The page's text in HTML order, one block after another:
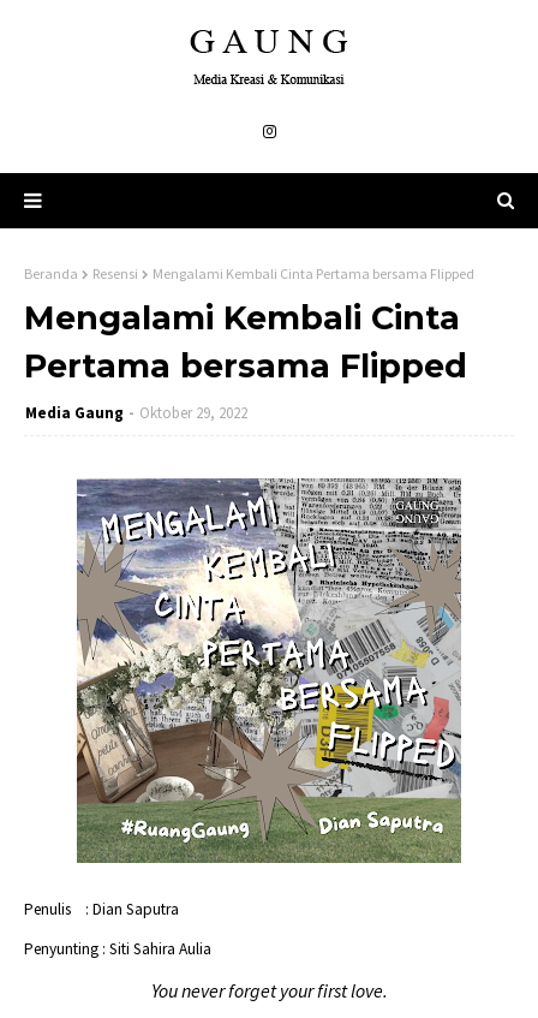
Beranda Resensi Mengalami Kembali Cinta Pertama bersama Flipped
Mengalami Kembali Cinta
Pertama bersama Flipped
Media Gaung Oktober 29, 2022
Penulis
: Dian Saputra
Penyunting : Siti Sahira Aulia
You never forget your first love.